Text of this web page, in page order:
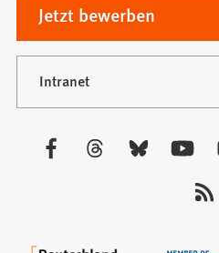
Jetzt bewerben
(Öffnet
in
einem
neuen
Tab)
Intranet
(Öffnet
neuen
Besuchen